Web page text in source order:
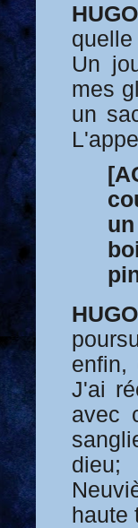
Un
mes
un
enfin,
J'ai
avec
dieu;
haute